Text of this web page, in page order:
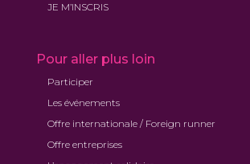
JE M’INSCRIS
Pour aller plus loin
Participer
Les événements
Offre internationale / Foreign runner
Offre entreprises